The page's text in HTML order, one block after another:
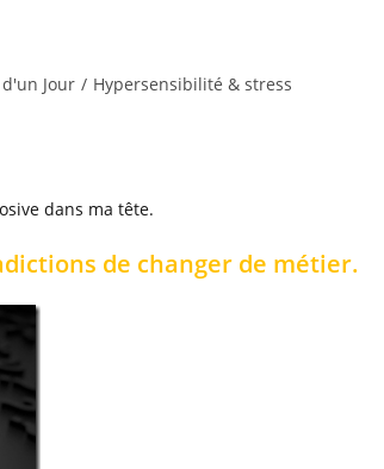
Jour / Hypersensibilité & stress
dans ma tête.
de changer de métier.